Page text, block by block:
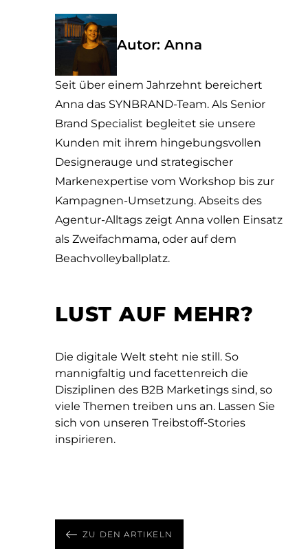
Autor: Anna
Seit über einem Jahrzehnt bereichert
Anna das SYNBRAND-Team. Als Senior
Brand Specialist begleitet sie unsere
Kunden mit ihrem hingebungsvollen
Designerauge und strategischer
Markenexpertise vom Workshop bis zur
Kampagnen-Umsetzung. Abseits des
Agentur-Alltags zeigt Anna vollen Einsatz
als Zweifachmama, oder auf dem
Beachvolleyballplatz.
LUST AUF MEHR?
Die digitale Welt steht nie still. So
mannigfaltig und facettenreich die
Disziplinen des B2B Marketings sind, so
viele Themen treiben uns an. Lassen Sie
sich von unseren Treibstoff-Stories
inspirieren.
November 4, 2025 - 4 Min Lesezeit
Kun­den­bin­dung mit dem Love-Story-
Prinzip
Was hat Kundenbindung mit
Herzklopfen zu tun?
März 20, 2024 - 2 Min Lesezeit
Die Kraft des Klangs
Wie Soundbranding B2B-Unternehmen
März 4, 2024 - 2 Min Lesezeit
Insights aus der Neurologie
ZU DEN ARTIKELN